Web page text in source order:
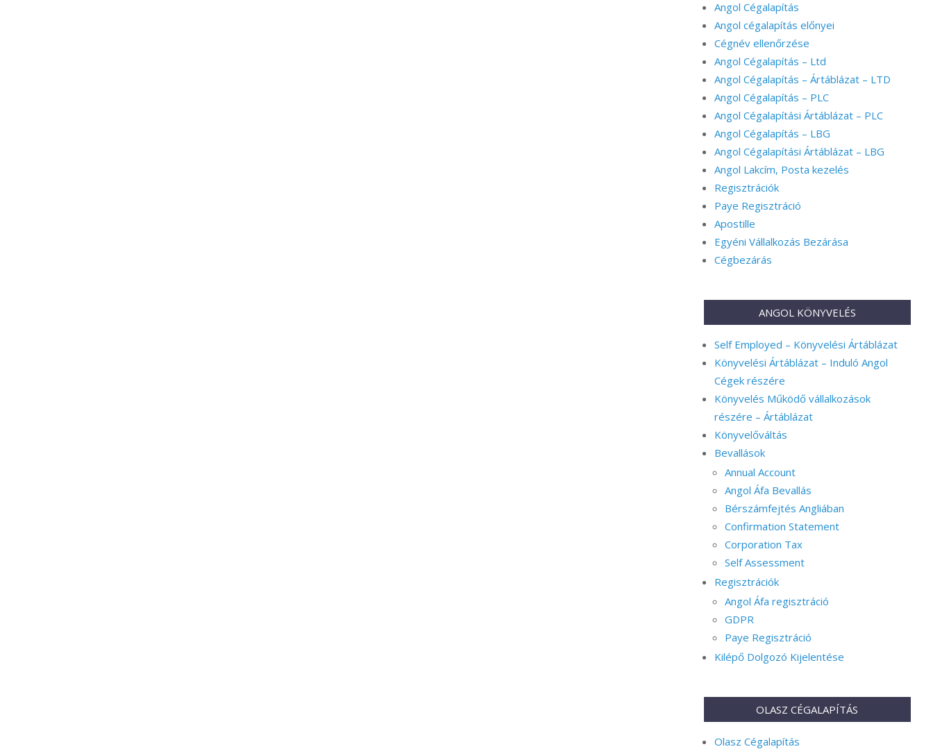
Angol Cégalapítás
Angol cégalapítás előnyei
Cégnév ellenőrzése
Angol Cégalapítás – Ltd
Angol Cégalapítás – Ártáblázat – LTD
Angol Cégalapítás – PLC
Angol Cégalapítási Ártáblázat – PLC
Angol Cégalapítás – LBG
Angol Cégalapítási Ártáblázat – LBG
Angol Lakcím, Posta kezelés
Regisztrációk
Paye Regisztráció
Apostille
Egyéni Vállalkozás Bezárása
Cégbezárás
ANGOL KÖNYVELÉS
Self Employed – Könyvelési Ártáblázat
Könyvelési Ártáblázat – Induló Angol
Cégek részére
Könyvelés Működő vállalkozások
részére – Ártáblázat
Könyvelőváltás
Bevallások
Annual Account
Angol Áfa Bevallás
Bérszámfejtés Angliában
Confirmation Statement
Corporation Tax
Self Assessment
Regisztrációk
Angol Áfa regisztráció
GDPR
Paye Regisztráció
Kilépő Dolgozó Kijelentése
OLASZ CÉGALAPÍTÁS
Olasz Cégalapítás